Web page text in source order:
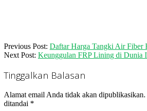
2018-
02-
Previous Post: Daftar Harga Tangki Air Fiber
Next Post: Keunggulan FRP Lining di Dunia
Tinggalkan Balasan
Alamat email Anda tidak akan dipublikasikan.
ditandai *